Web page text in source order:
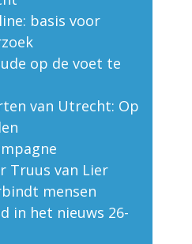
basis voor
op de voet te
van Utrecht: Op
Truus van Lier
mensen
in het nieuws 26-